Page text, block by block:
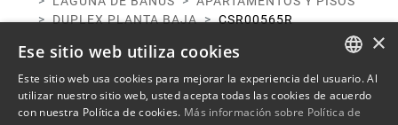
DUPLEX PLANTA BAJA
CSR00565R
ENGLISH
SPANISH
×
Ese sitio web utiliza cookies
Este sitio web usa cookies para mejorar la experiencia del usuario. Al
utilizar nuestro sitio web, usted acepta todas las cookies de acuerdo
con nuestra Política de cookies. Más información sobre Política de